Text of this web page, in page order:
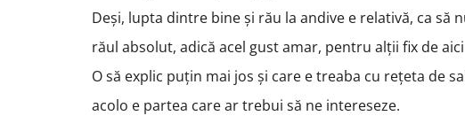
Deși, lupta dintre bine și rău la andive e relativă, ca să
răul absolut, adică acel gust amar, pentru alții fix de
O să explic puțin mai jos și care e treaba cu rețeta de
acolo e partea care ar trebui să ne intereseze.